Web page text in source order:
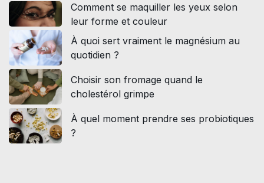
Comment se maquiller les yeux selon
leur forme et couleur
À quoi sert vraiment le magnésium au
quotidien ?
Choisir son fromage quand le
cholestérol grimpe
À quel moment prendre ses probiotiques
?